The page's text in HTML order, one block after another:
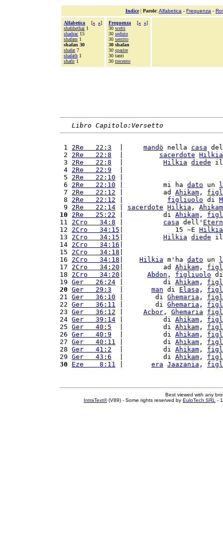
Indice| Parole: Alfabetica - Frequenza -
Alfabetica [« »]
shabhethai 1
shadrac 15
shafam 1
shafan 30
shafat 7
shafath 1
shafir1
Frequenza [« »]
30 scelti
30 seduto
30 sentito
30 shafan
30 sparire
30 tanti
30 trecento
Libro Capitolo:Versetto
1 2Re   22:3 mandò nella casa
2 2Re   22:8 sacerdote Hilkia
3 2Re   22:8 Hilkia diede
4 2Re   22:9
5 2Re   22:10
6 2Re   22:10 |          mi ha dato un
7 2Re   22:12 |          ad Ahikam ,
8 2Re   22:12 figliuolo di
9 2Re   22:14 sacerdote Hilkia , Ahikam
10
2Re   25:22 |          di Ahikam ,
11 2Cro   34:8 casa dell'
12 2Cro   34:15 |             15 ~E Hilkia
13 2Cro   34:15 Hilkia diede
14 2Cro   34:16
15 2Cro   34:18
16 2Cro   34:18 Hilkia m'ha dato un
17 2Cro   34:20 |          ad Ahikam ,
18 2Cro   34:20 Abdon , figliuolo
19 Ger   26:24 |          di Ahikam ,
20 Ger   29:3 man di Elasa ,
21 Ger   36:10 |        di Ghemaria ,
22 Ger   36:11 |        di Ghemaria ,
23 Ger   36:12 Acbor , Ghemaria
24 Ger   39:14 |          di Ahikam ,
25 Ger   40:5
  |          di
Ahikam ,
26 Ger   40:9
  |          di
Ahikam ,
27 Ger   40:11 |          di Ahikam ,
28 Ger   41:2
  |          di
Ahikam ,
29 Ger   43:6
  |          di
Ahikam ,
30
Eze    8:11 era Jaazania ,
Best viewed with any
IntraText®(V89) - Some rights reserved by EuloTech SRL -